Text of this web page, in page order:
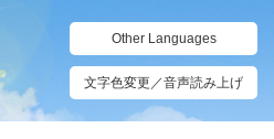
Other Languages
文字色変更／音声読み上げ